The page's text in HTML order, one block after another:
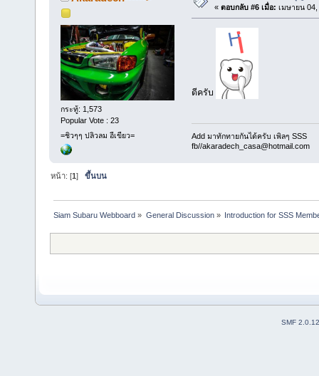
กระทู้: 1,573
Popular Vote : 23
=ชิวๆๆ ปลิวลม อีเขียว=
« ตอบกลับ #6 เมื่อ: เมษายน
ดีครับ
Add มาทักทายกันได้ครับ เพิลๆ SSS
fb//akaradech_casa@hotmail.com
หน้า: [1]ขึ้นบน
Siam Subaru Webboard » General Discussion» Introduction for SSS
SMF 2.0.12